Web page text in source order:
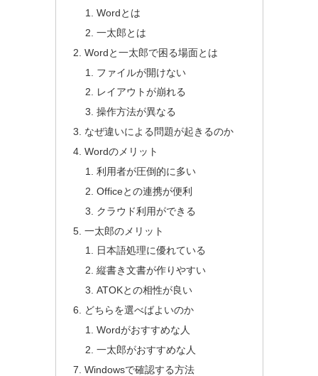
Wordとは
一太郎とは
Wordと一太郎で困る場面とは
ファイルが開けない
レイアウトが崩れる
操作方法が異なる
なぜ違いによる問題が起きるのか
Wordのメリット
利用者が圧倒的に多い
Officeとの連携が便利
クラウド利用ができる
一太郎のメリット
日本語処理に優れている
縦書き文書が作りやすい
ATOKとの相性が良い
どちらを選べばよいのか
Wordがおすすめな人
一太郎がおすすめな人
Windowsで確認する方法